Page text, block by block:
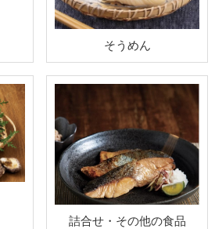
そうめん
詰合せ・その他の食品